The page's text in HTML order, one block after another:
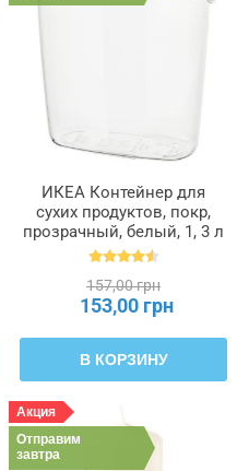
ИКЕА Контейнер для
сухих продуктов, покр,
прозрачный, белый, 1, 3 л
IKEA 365+, 800.667.23
157,00 грн
153,00 грн
В КОРЗИНУ
Акция
Отправим
завтра